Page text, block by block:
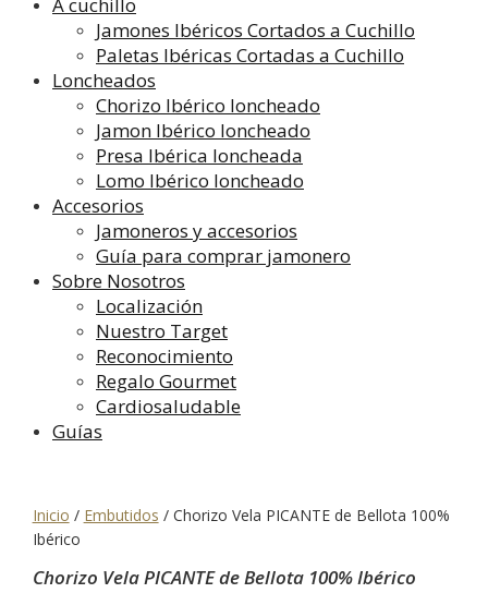
Jamones Ibéricos Cortados a Cuchillo
Paletas Ibéricas Cortadas a Cuchillo
Loncheados
Chorizo Ibérico loncheado
Jamon Ibérico loncheado
Presa Ibérica loncheada
Lomo Ibérico loncheado
Accesorios
Jamoneros y accesorios
Guía para comprar jamonero
Sobre Nosotros
Localización
Nuestro Target
Reconocimiento
Regalo Gourmet
Cardiosaludable
Guías
Inicio / Embutidos / Chorizo Vela PICANTE de Bellota 100%
Ibérico
Chorizo Vela PICANTE de Bellota 100% Ibérico